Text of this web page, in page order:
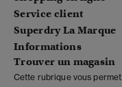
Service client
Superdry La Marque
Informations
Trouver un magasin
Cette rubrique vous